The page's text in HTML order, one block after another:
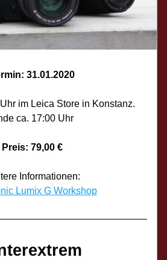
31.01.2020
im Leica Store in Konstanz.
ca. 17:00 Uhr
Preis: 79,00 €
Informationen:
Lumix G Workshop